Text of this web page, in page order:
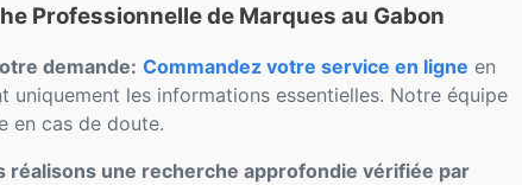
Professionnelle de Marques au Gabon
demande: Commandez votre service en ligne en
uniquement les informations essentielles. Notre équipe
en cas de doute.
réalisons une recherche approfondie vérifiée par